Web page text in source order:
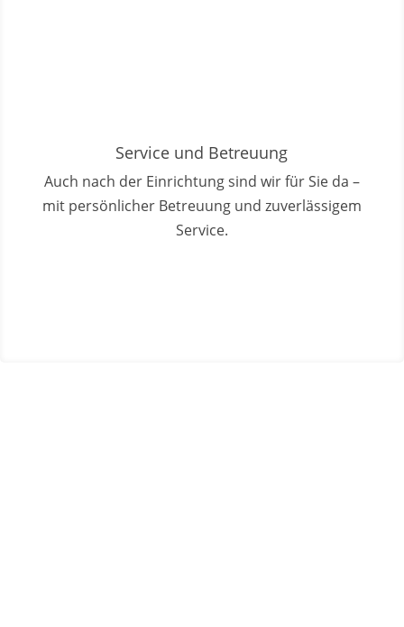
Service und Betreuung
Auch nach der Einrichtung sind wir für Sie da –
mit persönlicher Betreuung und zuverlässigem
Service.